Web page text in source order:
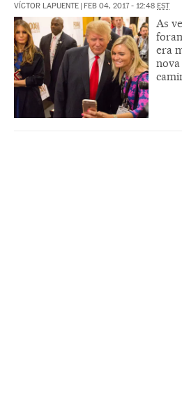
VÍCTOR LAPUENTE | FEB 04, 2017 - 12:48 EST
As
era